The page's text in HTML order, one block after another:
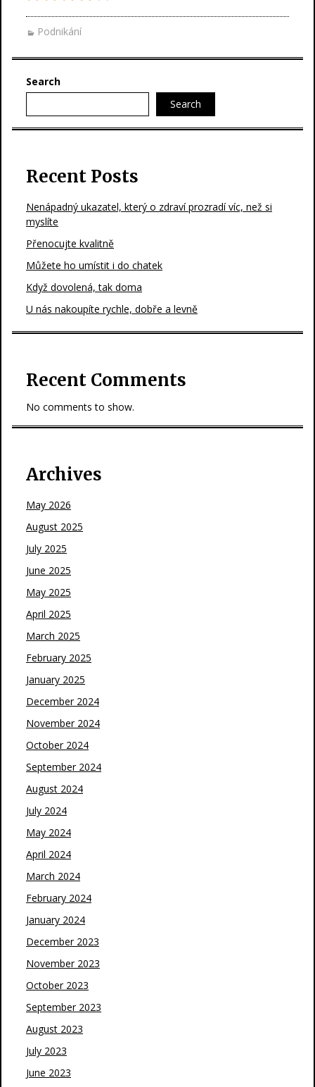
Podnikání
Search
Search
Recent Posts
Nenápadný ukazatel, který o zdraví prozradí víc, než si
myslíte
Přenocujte kvalitně
Můžete ho umístit i do chatek
Když dovolená, tak doma
U nás nakoupíte rychle, dobře a levně
Recent Comments
No comments to show.
Archives
May 2026
August 2025
July 2025
June 2025
May 2025
April 2025
March 2025
February 2025
January 2025
December 2024
November 2024
October 2024
September 2024
August 2024
July 2024
May 2024
April 2024
March 2024
February 2024
January 2024
December 2023
November 2023
October 2023
September 2023
August 2023
July 2023
June 2023